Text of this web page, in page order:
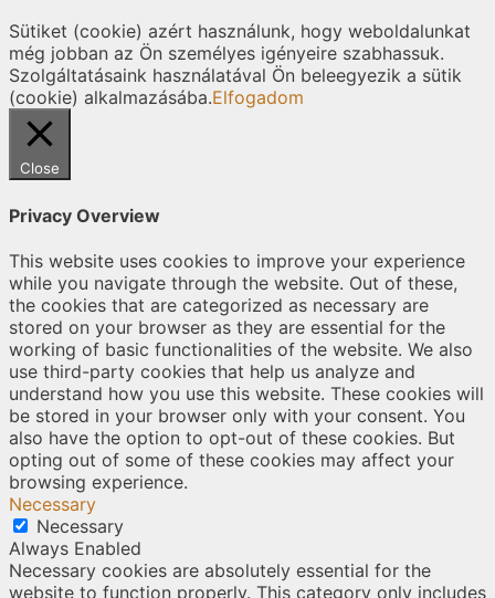
Sütiket (cookie) azért használunk, hogy weboldalunkat
még jobban az Ön személyes igényeire szabhassuk.
Szolgáltatásaink használatával Ön beleegyezik a sütik
(cookie) alkalmazásába.Elfogadom
Close
Privacy Overview
This website uses cookies to improve your experience
while you navigate through the website. Out of these,
the cookies that are categorized as necessary are
stored on your browser as they are essential for the
working of basic functionalities of the website. We also
use third-party cookies that help us analyze and
understand how you use this website. These cookies will
be stored in your browser only with your consent. You
also have the option to opt-out of these cookies. But
opting out of some of these cookies may affect your
browsing experience.
Necessary
Necessary
Always Enabled
Necessary cookies are absolutely essential for the
website to function properly. This category only includes